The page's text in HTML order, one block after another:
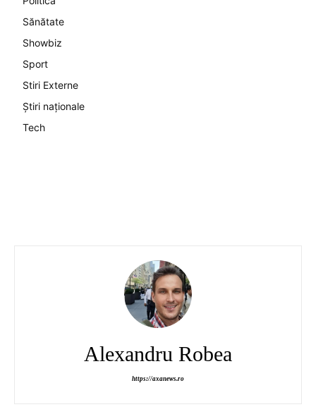
Sănătate
Showbiz
Sport
Stiri Externe
Știri naționale
Tech
Alexandru Robea
https://axanews.ro